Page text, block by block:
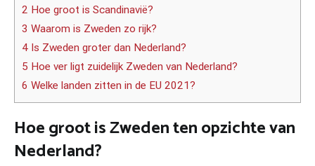
2 Hoe groot is Scandinavië?
3 Waarom is Zweden zo rijk?
4 Is Zweden groter dan Nederland?
5 Hoe ver ligt zuidelijk Zweden van Nederland?
6 Welke landen zitten in de EU 2021?
Hoe groot is Zweden ten opzichte van
Nederland?